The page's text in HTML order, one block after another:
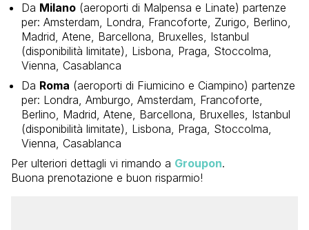
Da Milano (aeroporti di Malpensa e Linate) partenze
per: Amsterdam, Londra, Francoforte, Zurigo, Berlino,
Madrid, Atene, Barcellona, Bruxelles, Istanbul
(disponibilità limitate), Lisbona, Praga, Stoccolma,
Vienna, Casablanca
Da Roma (aeroporti di Fiumicino e Ciampino) partenze
per: Londra, Amburgo, Amsterdam, Francoforte,
Berlino, Madrid, Atene, Barcellona, Bruxelles, Istanbul
(disponibilità limitate), Lisbona, Praga, Stoccolma,
Vienna, Casablanca
Per ulteriori dettagli vi rimando a Groupon.
Buona prenotazione e buon risparmio!